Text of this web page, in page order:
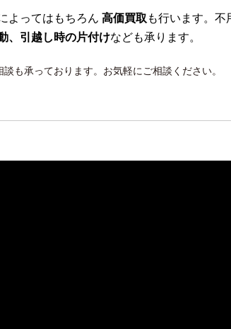
よってはもちろん 高価買取 も行います。不
、引越し時の片付けなども承ります。
も承っております。お気軽にご相談ください。